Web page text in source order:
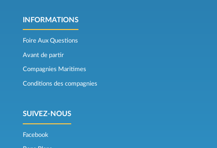
INFORMATIONS
Foire Aux Questions
Avant de partir
Compagnies Maritimes
Conditions des compagnies
SUIVEZ-NOUS
Facebook